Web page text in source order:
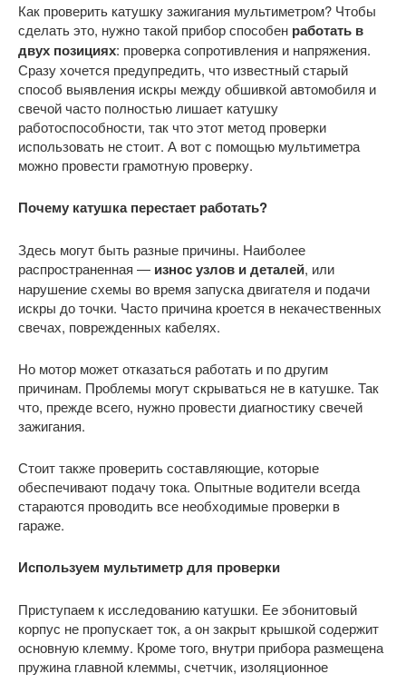
Как проверить катушку зажигания мультиметром? Чтобы
сделать это, нужно такой прибор способен работать в
двух позициях: проверка сопротивления и напряжения.
Сразу хочется предупредить, что известный старый
способ выявления искры между обшивкой автомобиля и
свечой часто полностью лишает катушку
работоспособности, так что этот метод проверки
использовать не стоит. А вот с помощью мультиметра
можно провести грамотную проверку.
Почему катушка перестает работать?
Здесь могут быть разные причины. Наиболее
распространенная — износ узлов и деталей, или
нарушение схемы во время запуска двигателя и подачи
искры до точки. Часто причина кроется в некачественных
свечах, поврежденных кабелях.
Но мотор может отказаться работать и по другим
причинам. Проблемы могут скрываться не в катушке. Так
что, прежде всего, нужно провести диагностику свечей
зажигания.
Стоит также проверить составляющие, которые
обеспечивают подачу тока. Опытные водители всегда
стараются проводить все необходимые проверки в
гараже.
Используем мультиметр для проверки
Приступаем к исследованию катушки. Ее эбонитовый
корпус не пропускает ток, а он закрыт крышкой содержит
основную клемму. Кроме того, внутри прибора размещена
пружина главной клеммы, счетчик, изоляционное